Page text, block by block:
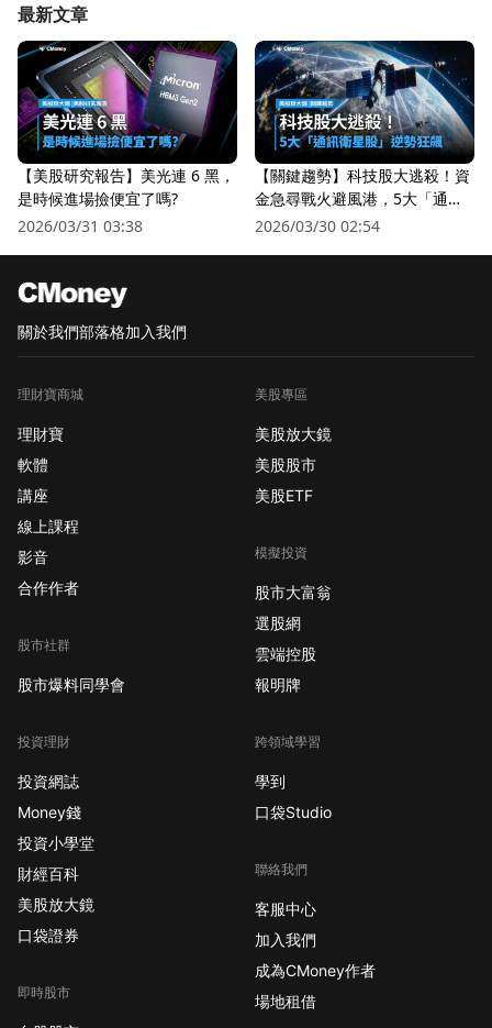
最新文章
【美股研究報告】美光連 6 黑，
是時候進場撿便宜了嗎?
2026/03/31 03:38
【關鍵趨勢】科技股大逃殺！資
金急尋戰火避風港，5大「通訊
衛星股」逆勢狂飆
2026/03/30 02:54
關於我們部落格加入我們
理財寶商城
理財寶
軟體
講座
線上課程
影音
合作作者
股市社群
股市爆料同學會
投資理財
投資網誌
Money錢
投資小學堂
財經百科
美股放大鏡
口袋證券
即時股市
美股專區
美股放大鏡
美股股市
美股ETF
模擬投資
股市大富翁
選股網
雲端控股
報明牌
跨領域學習
學到
口袋Studio
聯絡我們
客服中心
加入我們
成為CMoney作者
場地租借